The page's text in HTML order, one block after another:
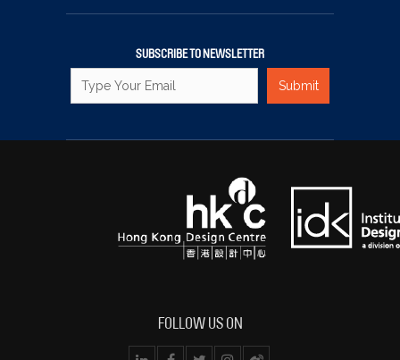
SUBSCRIBE TO NEWSLETTER
FOLLOW US ON